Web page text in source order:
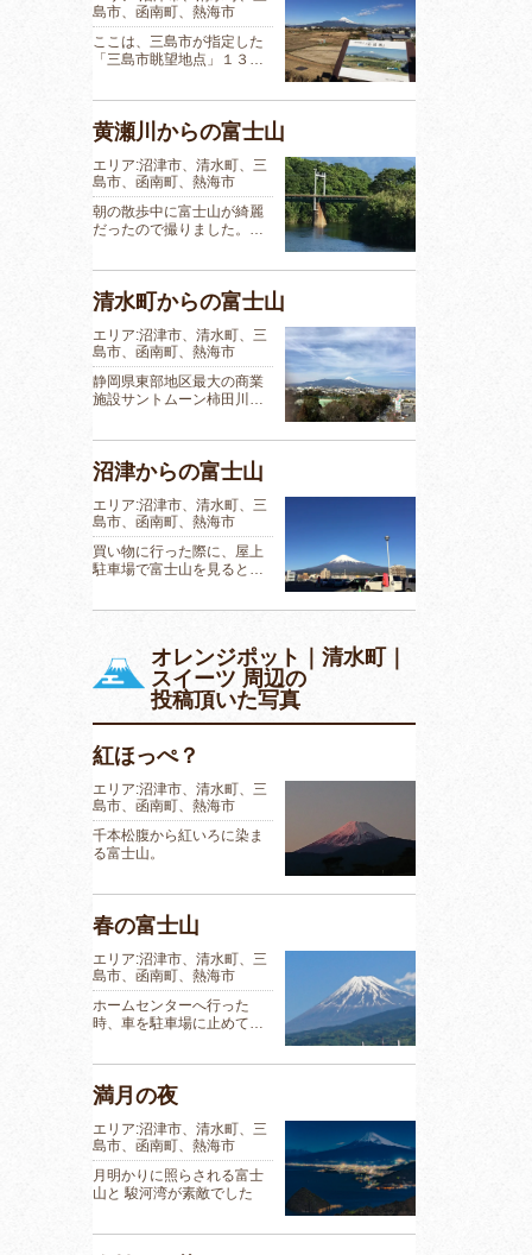
島市、函南町、熱海市
ここは、三島市が指定した
「三島市眺望地点」１３…
黄瀬川からの富士山
エリア:沼津市、清水町、三
島市、函南町、熱海市
朝の散歩中に富士山が綺麗
だったので撮りました。…
清水町からの富士山
エリア:沼津市、清水町、三
島市、函南町、熱海市
静岡県東部地区最大の商業
施設サントムーン柿田川…
沼津からの富士山
エリア:沼津市、清水町、三
島市、函南町、熱海市
買い物に行った際に、屋上
駐車場で富士山を見ると…
オレンジポット｜清水町｜
スイーツ 周辺の
投稿頂いた写真
紅ほっぺ？
エリア:沼津市、清水町、三
島市、函南町、熱海市
千本松腹から紅いろに染ま
る富士山。
春の富士山
エリア:沼津市、清水町、三
島市、函南町、熱海市
ホームセンターへ行った
時、車を駐車場に止めて…
満月の夜
エリア:沼津市、清水町、三
島市、函南町、熱海市
月明かりに照らされる富士
山と 駿河湾が素敵でした